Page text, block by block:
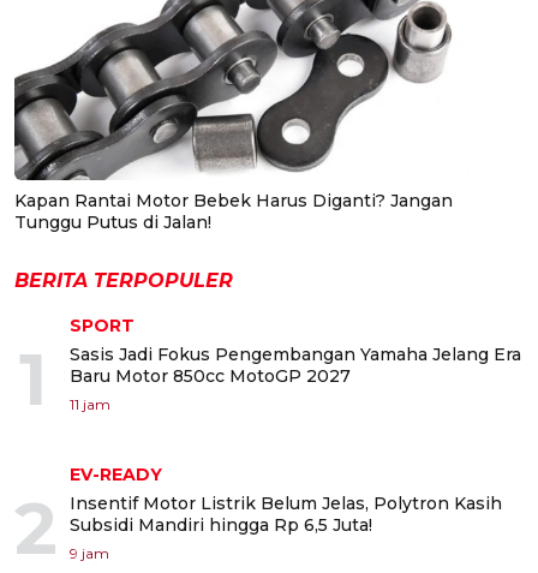
Kapan Rantai Motor Bebek Harus Diganti? Jangan
Tunggu Putus di Jalan!
BERITA TERPOPULER
1
SPORT
Sasis Jadi Fokus Pengembangan Yamaha Jelang Era
Baru Motor 850cc MotoGP 2027
11 jam
2
EV-READY
Insentif Motor Listrik Belum Jelas, Polytron Kasih
Subsidi Mandiri hingga Rp 6,5 Juta!
9 jam